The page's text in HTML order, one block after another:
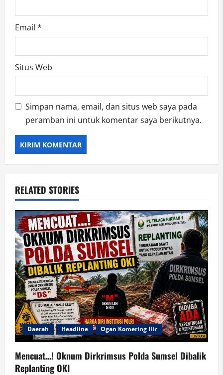
Email *
Situs Web
Simpan nama, email, dan situs web saya pada
peramban ini untuk komentar saya berikutnya.
RELATED STORIES
Daerah Headline Ogan Komering Ilir
Mencuat…! Oknum Dirkrimsus Polda Sumsel Dibalik
Replanting OKI